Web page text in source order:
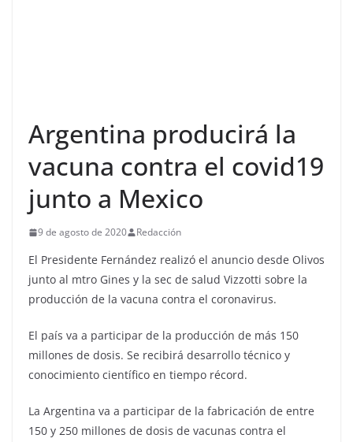
Argentina producirá la
vacuna contra el covid19
junto a Mexico
9 de agosto de 2020 Redacción
El Presidente Fernández realizó el anuncio desde Olivos
junto al mtro Gines y la sec de salud Vizzotti sobre la
producción de la vacuna contra el coronavirus.
El país va a participar de la producción de más 150
millones de dosis. Se recibirá desarrollo técnico y
conocimiento científico en tiempo récord.
La Argentina va a participar de la fabricación de entre
150 y 250 millones de dosis de vacunas contra el